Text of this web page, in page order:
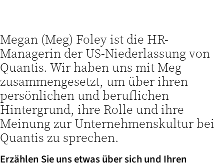
Megan (Meg) Foley ist die HR-
Managerin der US-Niederlassung von
Quantis. Wir haben uns mit Meg
zusammengesetzt, um über ihren
persönlichen und beruflichen
Hintergrund, ihre Rolle und ihre
Meinung zur Unternehmenskultur bei
Quantis zu sprechen.
Erzählen Sie uns etwas über sich und Ihren